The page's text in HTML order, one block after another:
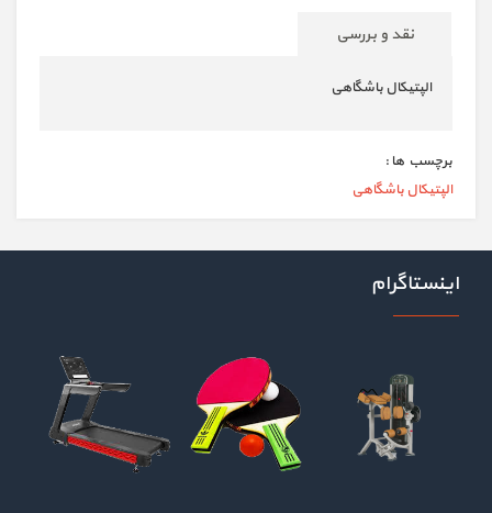
نقد و بررسی
الپتیکال باشگاهی
برچسب ها :
الپتیکال باشگاهی
اینستاگرام